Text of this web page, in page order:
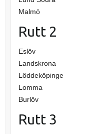
Malmö
Rutt 2
Eslöv
Landskrona
Löddeköpinge
Lomma
Burlöv
Rutt 3